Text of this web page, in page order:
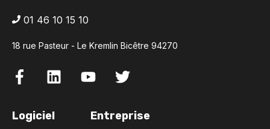
01 46 10 15 10
18 rue Pasteur - Le Kremlin Bicêtre 94270
Logiciel Entreprise